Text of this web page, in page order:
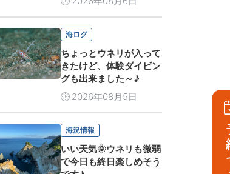
海ログ
ちょっとウネリが入って
きたけど、体験ダイビン
グも出来ました～♪
2026年08月5日
海況情報
いい天気🌞ウネリも微弱
で今日も終日楽しめそう